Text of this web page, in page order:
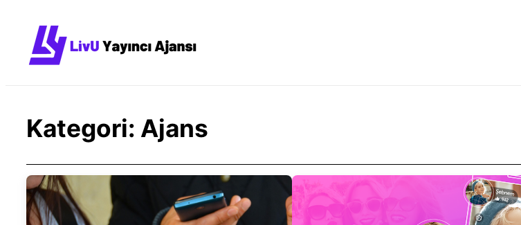
Kategori: Ajans